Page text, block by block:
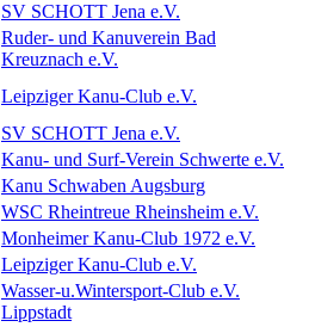
SV SCHOTT Jena e.V.
Ruder- und Kanuverein Bad
Kreuznach e.V.
Leipziger Kanu-Club e.V.
SV SCHOTT Jena e.V.
Kanu- und Surf-Verein Schwerte e.V.
Kanu Schwaben Augsburg
WSC Rheintreue Rheinsheim e.V.
Monheimer Kanu-Club 1972 e.V.
Leipziger Kanu-Club e.V.
Wasser-u.Wintersport-Club e.V.
Lippstadt